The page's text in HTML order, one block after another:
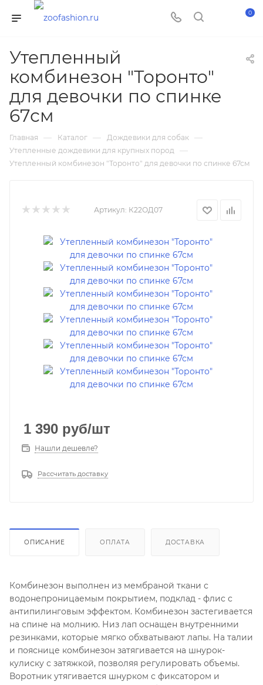
0
Утепленный
комбинезон "Торонто"
для девочки по спинке
67см
Главная — Каталог — Дождевики для собак —
Утепленные дождевики для крупных пород —
Утепленный комбинезон "Торонто" для девочки по спинке 67см
Артикул: К22ОД07
1 390 руб/шт
Нашли дешевле?
Рассчитать доставку
ОПИСАНИЕ ОПЛАТА ДОСТАВКА
Комбинезон выполнен из мембраной ткани с
водонепроницаемым покрытием, подклад - флис с
антипилинговым эффектом. Комбинезон застегивается
на спине на молнию. Низ лап оснащен внутренними
резинками, которые мягко обхватывают лапы. На талии
и пояснице комбинезон затягивается на шнурок-
кулиску с затяжкой, позволяя регулировать объемы.
Воротник утягивается шнурком с фиксатором и